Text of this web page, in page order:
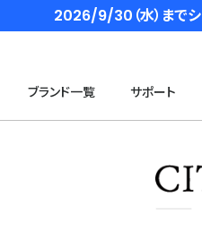
2026/9/30（水）まで
ブランド一覧 サポート